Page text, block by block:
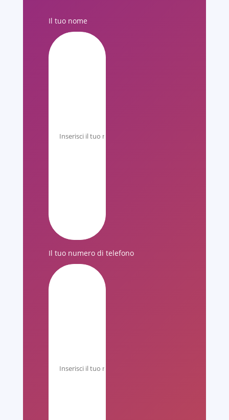
Il tuo nome
Il tuo numero di telefono